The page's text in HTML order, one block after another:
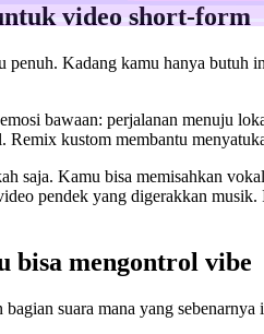
video short-form
Kadang kamu hanya
bawaan: perjalanan menuju
kustom membantu
saja. Kamu bisa memisahkan
pendek yang digerakkan
bisa mengontrol vibe
suara mana yang